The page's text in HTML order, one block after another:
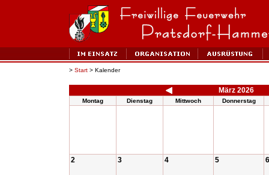
> Start > Kalender
März 2026
Montag Dienstag Mittwoch Donnerstag
2 3 4 5 6